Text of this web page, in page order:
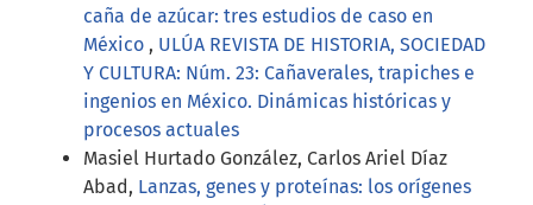
caña de azúcar: tres estudios de caso en
México , ULÚA REVISTA DE HISTORIA, SOCIEDAD
Y CULTURA: Núm. 23: Cañaverales, trapiches e
ingenios en México. Dinámicas históricas y
procesos actuales
Masiel Hurtado González, Carlos Ariel Díaz
Abad, Lanzas, genes y proteínas: los orígenes